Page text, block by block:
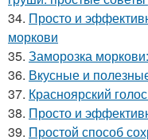
34. Просто и
моркови
35. Заморозка
36. Вкусные и
37. Красноярский
38. Просто и
39. Простой способ